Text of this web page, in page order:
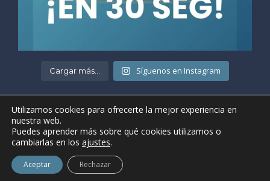
Cargar más... Síguenos en Instagram
• Página web realizada por
ProdeX-Informática
Utilizamos cookies para ofrecerte la mejor experiencia en
nuestra web.
Puedes aprender más sobre qué cookies utilizamos o
cambiarlas en los ajustes.
Aceptar Rechazar